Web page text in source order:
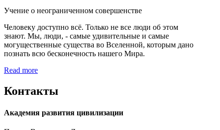
Учение о неограниченном совершенстве
Человеку доступно всё. Только не все люди об этом
знают. Мы, люди, - самые удивительные и самые
могущественные существа во Вселенной, которым дано
познать всю бесконечность нашего Мира.
Read more
Контакты
Академия развития цивилизации